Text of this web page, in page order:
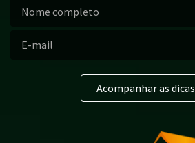
Acompanhar as dicas